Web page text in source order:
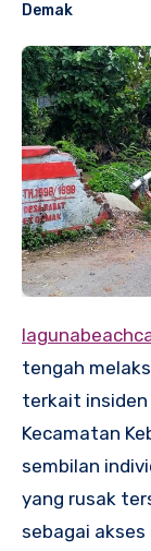
Demak
tengah
terkait insiden
Kecamatan
sembilan
yang rusak
sebagai